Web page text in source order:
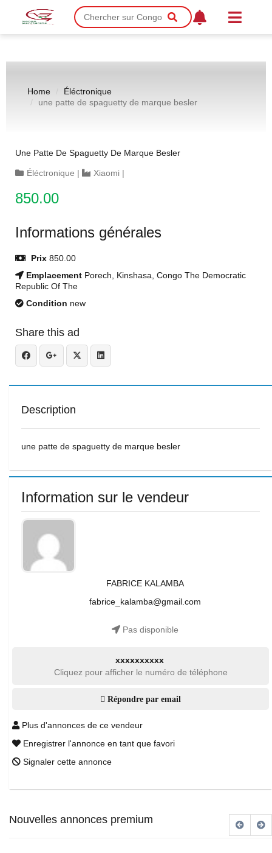
Home
Éléctronique
une patte de spaguetty de marque besler
Une Patte De Spaguetty De Marque Besler
Éléctronique | Xiaomi |
850.00
Informations générales
Prix 850.00
Emplacement Porech, Kinshasa, Congo The Democratic
Republic Of The
Condition new
Share this ad
Description
une patte de spaguetty de marque besler
Information sur le vendeur
FABRICE KALAMBA
fabrice_kalamba@gmail.com
Pas disponible
xxxxxxxxxx
Cliquez pour afficher le numéro de téléphone
Répondre par email
Plus d'annonces de ce vendeur
Enregistrer l'annonce en tant que favori
Signaler cette annonce
Nouvelles annonces premium